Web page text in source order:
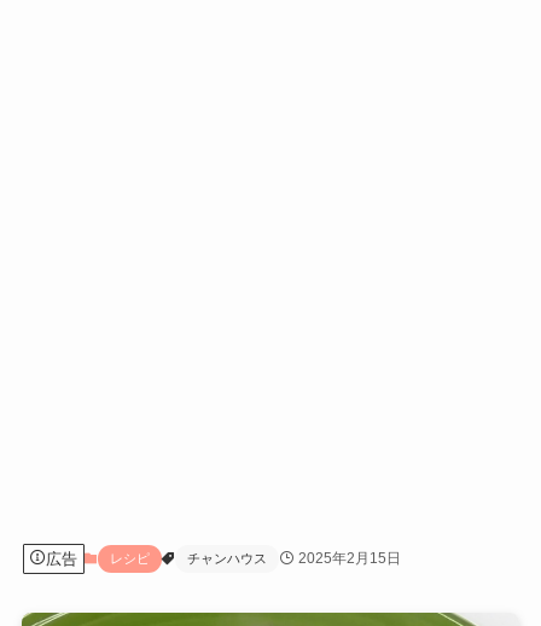
広告 レシピ チャンハウス 2025年2月15日